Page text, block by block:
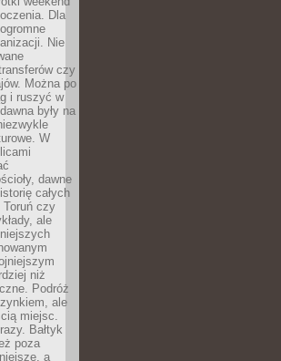
Dla
Nie
czy
Można po
i ruszyć w
były na
W
dawne
całych
Toruń czy
ale
niż
Podróż
ale
miejsc.
Bałtyk
poza
a